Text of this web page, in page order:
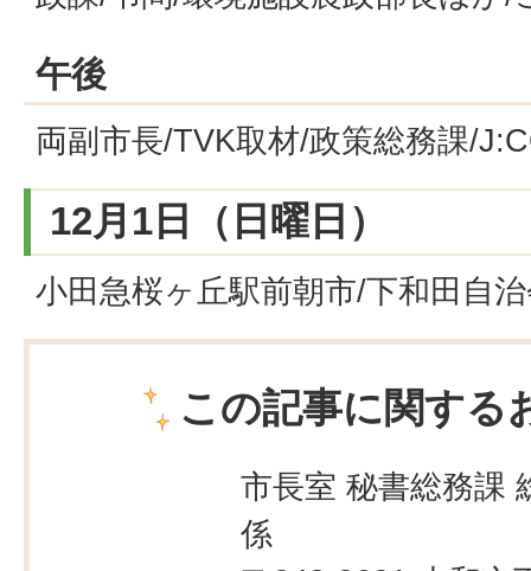
午後
両副市長/TVK取材/政策総務課/
12月1日（日曜日）
小田急桜ヶ丘駅前朝市/下和田自
この記事に関する
市長室 秘書総務課
係